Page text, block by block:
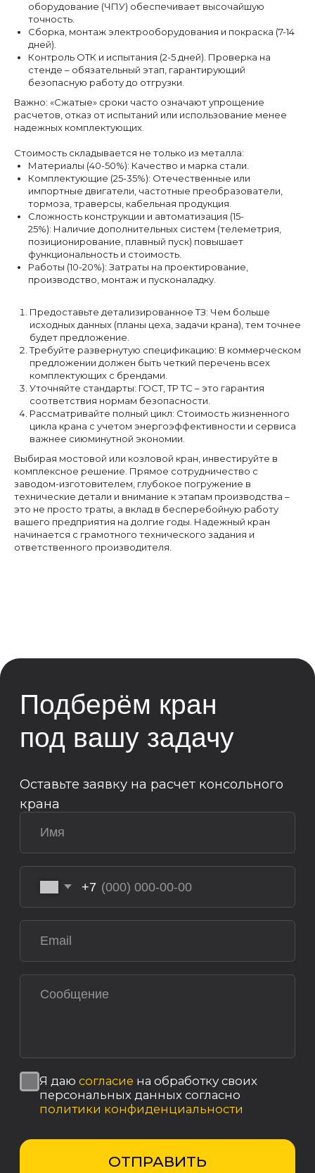
оборудование (ЧПУ) обеспечивает высочайшую
точность.
Сборка, монтаж электрооборудования и покраска (7-14
дней).
Контроль ОТК и испытания (2-5 дней). Проверка на
стенде – обязательный этап, гарантирующий
безопасную работу до отгрузки.
Важно: «Сжатые» сроки часто означают упрощение
расчетов, отказ от испытаний или использование менее
надежных комплектующих.
Стоимость складывается не только из металла:
Материалы (40-50%): Качество и марка стали.
Комплектующие (25-35%): Отечественные или
импортные двигатели, частотные преобразователи,
тормоза, траверсы, кабельная продукция.
Сложность конструкции и автоматизация (15-
25%): Наличие дополнительных систем (телеметрия,
позиционирование, плавный пуск) повышает
функциональность и стоимость.
Работы (10-20%): Затраты на проектирование,
производство, монтаж и пусконаладку.
Предоставьте детализированное ТЗ: Чем больше
исходных данных (планы цеха, задачи крана), тем точнее
будет предложение.
Требуйте развернутую спецификацию: В коммерческом
предложении должен быть четкий перечень всех
комплектующих с брендами.
Уточняйте стандарты: ГОСТ, ТР ТС – это гарантия
соответствия нормам безопасности.
Рассматривайте полный цикл: Стоимость жизненного
цикла крана с учетом энергоэффективности и сервиса
важнее сиюминутной экономии.
Выбирая мостовой или козловой кран, инвестируйте в
комплексное решение. Прямое сотрудничество с
заводом-изготовителем, глубокое погружение в
технические детали и внимание к этапам производства –
это не просто траты, а вклад в бесперебойную работу
вашего предприятия на долгие годы. Надежный кран
начинается с грамотного технического задания и
ответственного производителя.
Оставьте заявку на расчет консольного
крана
+7
под вашу задачу
Политика использования cookies
Пользовательское соглашение
Согласие на обработку персональных
данных
ОСТАВИТЬ ЗАЯВКУ
Возникли вопросы или
почту info@kranpm.ru